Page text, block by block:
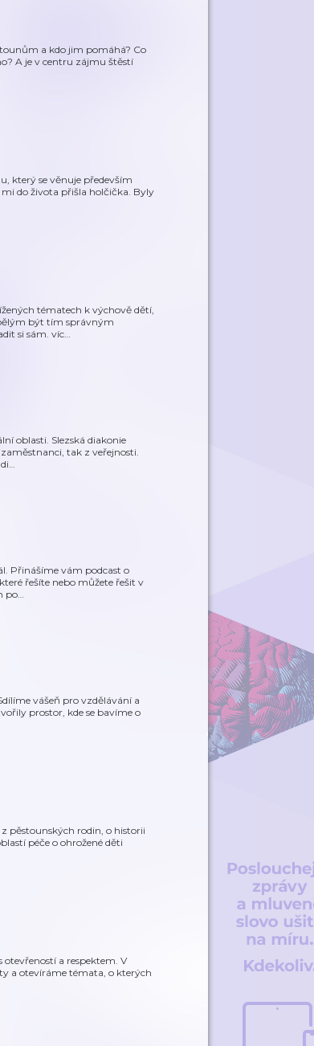
a kdo jim pomáhá? Co
A je v centru zájmu štěstí
který se věnuje především
do života přišla holčička. Byly
tématech k výchově dětí,
být tím správným
si sám. víc…
oblasti. Slezská diakonie
tak z veřejnosti.
…
Přinášíme vám podcast o
řešíte nebo můžete řešit v
po…
vášeň pro vzdělávání a
prostor, kde se bavíme o
pěstounských rodin, o historii
péče o ohrožené děti
otevřeností a respektem. V
a otevíráme témata, o kterých